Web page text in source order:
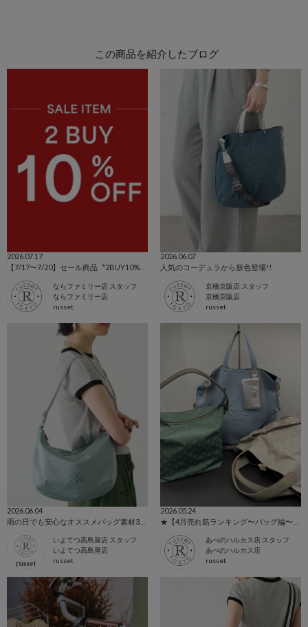
この商品を紹介したブログ
2026.07.17
ならファミリー店 スタッフ
ならファミリー店
russet
2026.06.07
人気のコーデュラから新色登場!!
京橋京阪店 スタッフ
京橋京阪店
russet
2026.06.04
いよてつ高島屋店 スタッフ
いよてつ高島屋店
russet
2026.05.24
あべのハルカス店 スタッフ
あべのハルカス店
russet